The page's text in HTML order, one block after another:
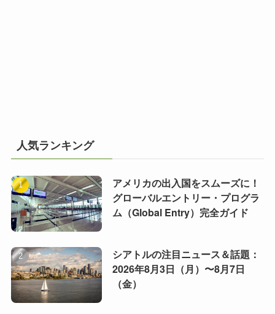
人気ランキング
アメリカの出入国をスムーズに！
グローバルエントリー・プログラ
ム（Global Entry）完全ガイド
シアトルの注目ニュース＆話題：
2026年8月3日（月）〜8月7日
（金）